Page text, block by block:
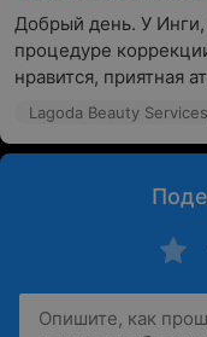
Добрый день. У
процедуре
нравится, приятная
Lagoda Beauty